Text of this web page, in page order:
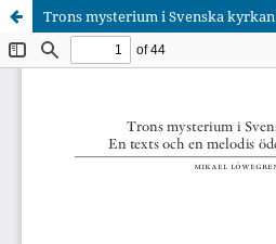
Trons mysterium i Svenska kyrkan